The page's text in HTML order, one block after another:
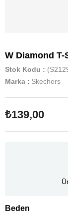
W Diamond T-
Stok Kodu
Marka : Skechers
₺139,00
Beden